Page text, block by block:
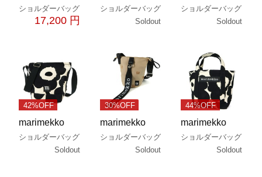
ショルダーバッグ
17,200 円
ショルダーバッグ
Soldout
ショルダーバッグ
Soldout
42%OFF
marimekko
ショルダーバッグ
Soldout
30%OFF
marimekko
ショルダーバッグ
Soldout
44%OFF
marimekko
ショルダーバッグ
Soldout